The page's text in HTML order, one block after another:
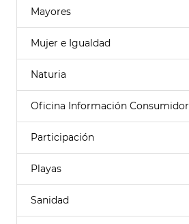
Mayores
Mujer e Igualdad
Naturia
Oficina Información Consumidor
Participación
Playas
Sanidad